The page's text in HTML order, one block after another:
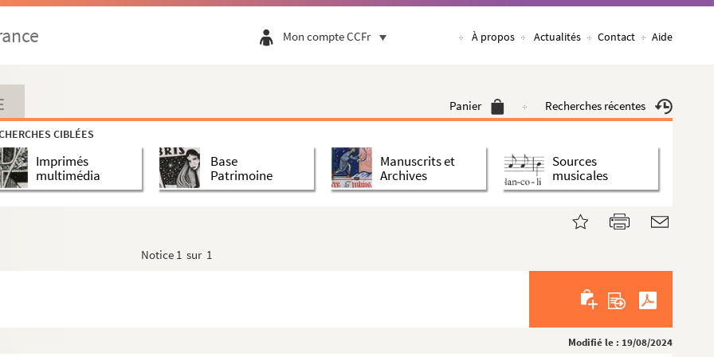
Mon compte CCFr À propos Actualités Contact Aide
Panier Recherches récentes
CIBLÉES
Imprimés
multimédia
Base
Patrimoine
Manuscrits et
Archives
Sources
musicales
Notice 1 sur 1
Modifié le : 19/08/2024